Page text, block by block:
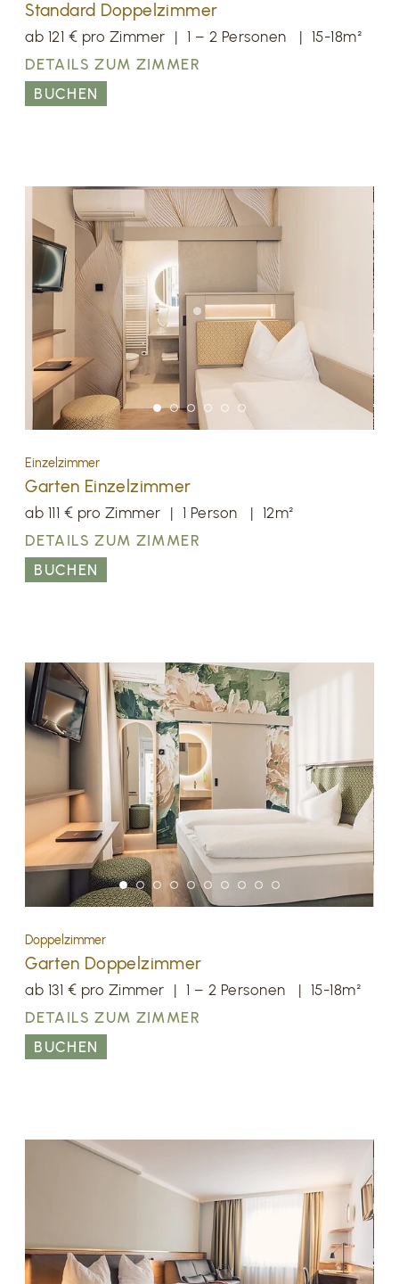
Standard Doppelzimmer
ab 121 € pro Zimmer | 1 – 2 Personen | 15-18m²
DETAILS ZUM ZIMMER
BUCHEN
Einzelzimmer
Garten Einzelzimmer
ab 111 € pro Zimmer | 1 Person | 12m²
DETAILS ZUM ZIMMER
BUCHEN
Doppelzimmer
Garten Doppelzimmer
ab 131 € pro Zimmer | 1 – 2 Personen | 15-18m²
DETAILS ZUM ZIMMER
BUCHEN
ACHTUNG:
DIREKTBUCHERVORTEILE!